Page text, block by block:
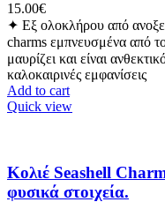
15.00€
✦ Εξ ολοκλήρου από
charms εμπνευσμένα από
μαυρίζει και είναι
καλοκαιρινές εμφανίσεις
Add to cart
Quick view
Κολιέ Seashell
φυσικά στοιχεία.